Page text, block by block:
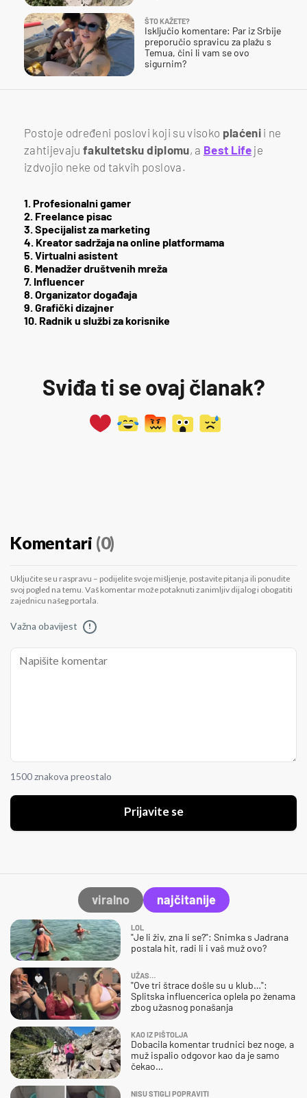
ŠTO KAŽETE?
Isključio komentare: Par iz Srbije
preporučio spravicu za plažu s
Temua, čini li vam se ovo
sigurnim?
Postoje određeni poslovi koji su visoko plaćeni i ne
zahtijevajufakultetskudiplomu, a Best Life je
izdvojio neke od takvih poslova.
1. Profesionalni gamer
2. Freelance pisac
3. Specijalist za marketing
4. Kreator sadržaja na online platformama
5. Virtualni asistent
6. Menadžer društvenih mreža
7. Influencer
8. Organizator događaja
9. Grafički dizajner
10. Radnik u službi za korisnike
Sviđa ti se ovaj članak?
Komentari (0)
Uključite se u raspravu – podijelite svoje mišljenje, postavite pitanja ili ponudite
svoj pogled na temu. Vaš komentar može potaknuti zanimljiv dijalog i obogatiti
zajednicu našeg portala.
Važna obavijest !
1500 znakova preostalo
Prijavite se
viralno najčitanije
LOL
"Je li živ, zna li se?": Snimka s Jadrana
postala hit, radi li i vaš muž ovo?
UŽAS…
"Ove tri štrace došle su u klub…":
Splitska influencerica oplela po ženama
zbog užasnog ponašanja
KAO IZ PIŠTOLJA
Dobacila komentar trudnici bez noge, a
muž ispalio odgovor kao da je samo
čekao…
NISU STIGLI POPRAVITI